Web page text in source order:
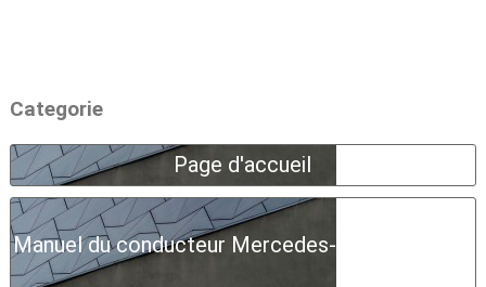
Categorie
Page d'accueil
Manuel du conducteur Mercedes-Benz Classe A